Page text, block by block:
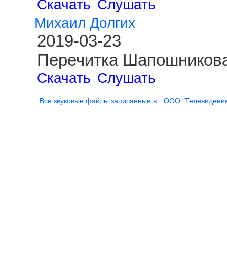
Скачать Слушать
Михаил Долгих
2019-03-23
Перечитка
Скачать Слушать
Все звуковые файлы записанные в ООО